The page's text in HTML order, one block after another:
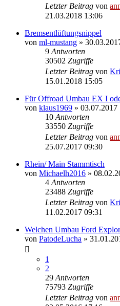
Letzter Beitrag von
21.03.2018 13:06
Bremsentlüftungsnippel
von ml-mustang »
9 Antworten
30502 Zugriffe
Letzter Beitrag von
15.01.2018 15:05
Für Offroad Umbau EX I
von klaus1969 » 03.07.2017
10 Antworten
33550 Zugriffe
Letzter Beitrag von
25.07.2017 09:30
Rhein/ Main Stammtisch
von Michaelh2016 »
4 Antworten
23488 Zugriffe
Letzter Beitrag von
11.02.2017 09:31
Welchen Umbau Ford
von PatodeLucha »
1
2
29 Antworten
75793 Zugriffe
Letzter Beitrag von